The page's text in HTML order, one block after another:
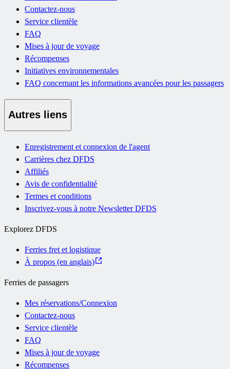
Contactez-nous
Service clientèle
FAQ
Mises à jour de voyage
Récompenses
Initiatives environnementales
FAQ concernant les informations avancées pour les passagers
Autres liens
Enregistrement et connexion de l'agent
Carrières chez DFDS
Affiliés
Avis de confidentialité
Termes et conditions
Inscrivez-vous à notre Newsletter DFDS
Explorez DFDS
Ferries fret et logistique
À propos (en anglais)
Ferries de passagers
Mes réservations/Connexion
Contactez-nous
Service clientèle
FAQ
Mises à jour de voyage
Récompenses